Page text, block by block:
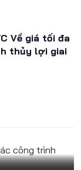
Về giá tối đa
thủy lợi giai
thác